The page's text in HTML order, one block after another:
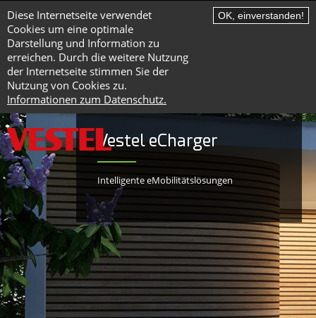
Diese Internetseite verwendet
Cookies um eine optimale
Darstellung und Information zu
erreichen. Durch die weitere Nutzung
der Internetseite stimmen Sie der
Nutzung von Cookies zu.
Informationen zum Datenschutz.
OK, einverstanden!
Vestel eCharger
Intelligente eMobilitätslösungen